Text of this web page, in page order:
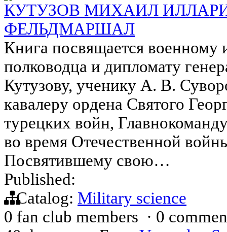
КУТУЗОВ МИХАИЛ
ФЕЛЬДМАРШАЛ
Книга посвящается военному
полководца и дипломату
Кутузову, ученику А. В.
кавалеру ордена Святого
турецких войн,
во время Отечественной
Посвятившему свою…
Published:
Catalog: Military science
0 fan club members · 0